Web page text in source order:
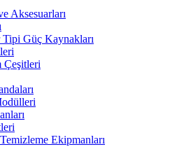
Aksesuarları
Güç Kaynakları
Çeşitleri
Ekipmanları